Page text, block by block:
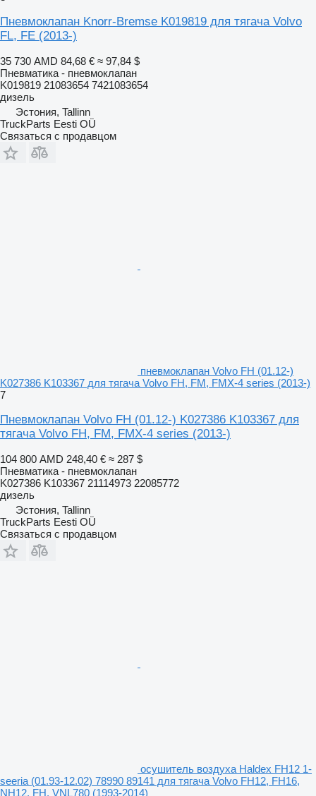
Пневмоклапан Knorr-Bremse K019819 для тягача Volvo
FL, FE (2013-)
35 730 AMD 84,68 € ≈ 97,84 $
Пневматика - пневмоклапан
K019819 21083654 7421083654
дизель
Эстония, Tallinn
TruckParts Eesti OÜ
Связаться с продавцом
пневмоклапан Volvo FH (01.12-)
K027386 K103367 для тягача Volvo FH, FM, FMX-4 series (2013-)
7
Пневмоклапан Volvo FH (01.12-) K027386 K103367 для
тягача Volvo FH, FM, FMX-4 series (2013-)
104 800 AMD 248,40 € ≈ 287 $
Пневматика - пневмоклапан
K027386 K103367 21114973 22085772
дизель
Эстония, Tallinn
TruckParts Eesti OÜ
Связаться с продавцом
осушитель воздуха Haldex FH12 1-
seeria (01.93-12.02) 78990 89141 для тягача Volvo FH12, FH16,
NH12, FH, VNL780 (1993-2014)